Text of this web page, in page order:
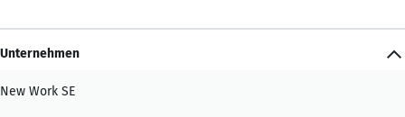
Unternehmen
New Work SE